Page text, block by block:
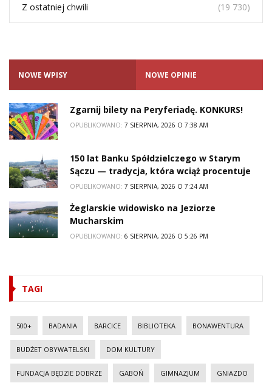
Z ostatniej chwili (19 730)
NOWE WPISY NOWE OPINIE
Zgarnij bilety na Peryferiadę. KONKURS!
OPUBLIKOWANO: 7 SIERPNIA, 2026 O 7:38 AM
150 lat Banku Spółdzielczego w Starym
Sączu — tradycja, która wciąż procentuje
OPUBLIKOWANO: 7 SIERPNIA, 2026 O 7:24 AM
Żeglarskie widowisko na Jeziorze
Mucharskim
OPUBLIKOWANO: 6 SIERPNIA, 2026 O 5:26 PM
TAGI
500+ BADANIA BARCICE BIBLIOTEKA BONAWENTURA
BUDŻET OBYWATELSKI DOM KULTURY
FUNDACJA BĘDZIE DOBRZE GABOŃ GIMNAZJUM GNIAZDO